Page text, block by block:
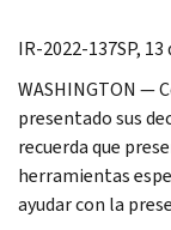
IR-2022-137SP,
WASHINGTON —
presentado sus
recuerda que
herramientas
ayudar con la